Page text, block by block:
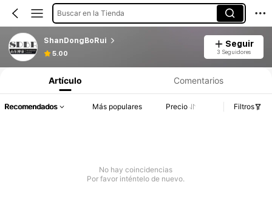
Buscar en la Tienda
ShanDongBoRui
5.00
Seguir
3 Seguidores
Artículo Comentarios
Recomendados Más populares Precio Filtros
No hay coincidencias
Por favor inténtelo de nuevo.